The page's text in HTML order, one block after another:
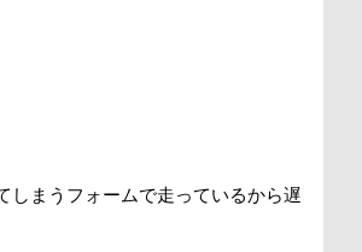
しまうフォームで走っているから遅